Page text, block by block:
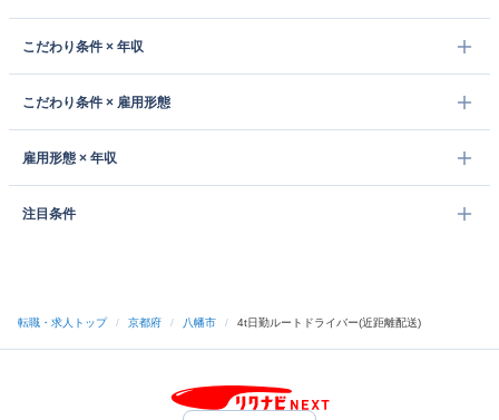
こだわり条件 × 年収
こだわり条件 × 雇用形態
雇用形態 × 年収
注目条件
転職・求人トップ / 京都府 / 八幡市 / 4t日勤ルートドライバー(近距離配送)